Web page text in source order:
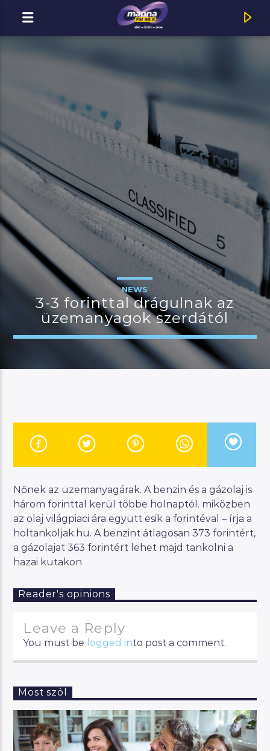
MOST ADÁSBAN
MannaFM
Cory Wong : Golden (feat. Cody Fry)
JELENLEGI MŰSOR
KANAPÉ
Manna FM
NEWS
3-3 forinttal drágulnak az
üzemanyagok szerdától
Nőnek az üzemanyagárak. A benzin és a gázolaj is
három forinttal kerül többe holnaptól. miközben
az olaj világpiaci ára együtt esik a forintéval – írja a
holtankoljak.hu. A benzint átlagosan 373 forintért,
a gázolajat 363 forintért lehet majd tankolni a
hazai kutakon
Reader's opinions
Leave a Reply
You must be logged into post a comment.
Most szól